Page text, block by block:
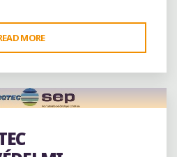
MORE
NEMZETKÖZI
ORVOSTECHNIKAI
SZAKVÁSÁR
–